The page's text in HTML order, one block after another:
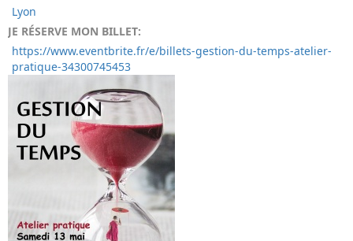
Lyon
JE RÉSERVE MON BILLET:
https://www.eventbrite.fr/e/billets-gestion-du-temps-atelier-
pratique-34300745453